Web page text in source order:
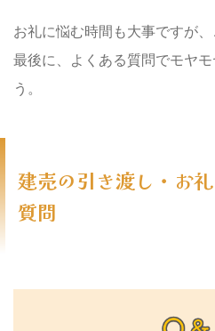
お礼に悩む時間も大事ですが、
最後に、よくある質問でモヤ
う。
建売の引き渡し・お
質問